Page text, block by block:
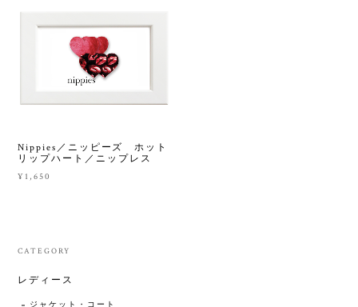
Nippies／ニッピーズ ホット
リップハート／ニップレス
¥1,650
CATEGORY
レディース
ジャケット・コート